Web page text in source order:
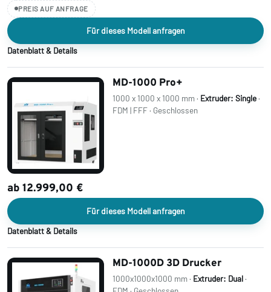
PREIS AUF ANFRAGE
Für dieses Modell anfragen
Datenblatt & Details
MD-1000 Pro+
1000 x 1000 x 1000 mm · Extruder: Single·
FDM | FFF · Geschlossen
ab 12.999,00 €
Für dieses Modell anfragen
Datenblatt & Details
MD-1000D 3D Drucker
1000x1000x1000 mm · Extruder: Dual·